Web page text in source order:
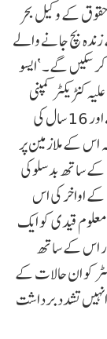
کے وکیل بحر
زندہ بچ جانے والے
سکیں گے۔ ‘ایسو
کمپنی
‘سی اے سی آئی’ نے کسی بھی غلط کام سے انکار کیا ہے اور 16 سال کی
اس کے ملازمین پر
ساتھ بدسلوکی
کی ہے۔اے پی کی طرف سے حاصل کی گئی 2003 کے اواخر کی اس
قیدی کو ایک
اس کے ساتھ
کو ان حالات کے
تشدد برداشت